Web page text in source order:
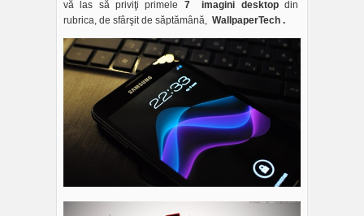
vă las să priviţi primele 7 imagini desktopdin
rubrica, de sfârşit de săptămână, WallpaperTech .